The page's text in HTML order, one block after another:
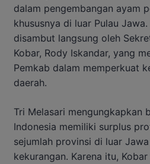
dalam pengembangan ayam
khususnya di luar Pulau
disambut langsung oleh
Kobar, Rody Iskandar, yang
Pemkab dalam memperkuat
daerah.
Tri Melasari mengungkapkan
Indonesia memiliki surplus
sejumlah provinsi di luar
kekurangan. Karena itu,